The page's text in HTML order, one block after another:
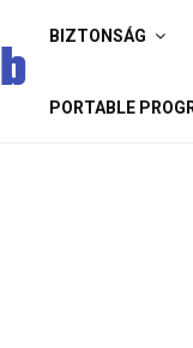
BIZTONSÁG
PORTABLE